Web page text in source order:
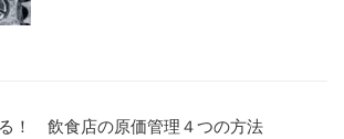
！ 飲食店の原価管理４つの方法